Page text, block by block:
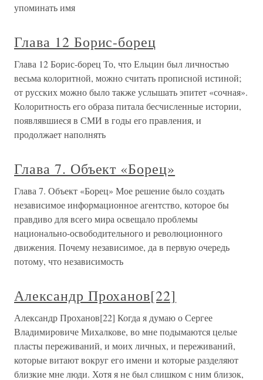
упоминать имя
Глава 12 Борис-борец
Глава 12 Борис-борец То, что Ельцин был личностью
весьма колоритной, можно считать прописной истиной;
от русских можно было также услышать эпитет «сочная».
Колоритность его образа питала бесчисленные истории,
появлявшиеся в СМИ в годы его правления, и
продолжает наполнять
Глава 7. Объект «Борец»
Глава 7. Объект «Борец» Мое решение было создать
независимое информационное агентство, которое бы
правдиво для всего мира освещало проблемы
национально-освободительного и революционного
движения. Почему независимое, да в первую очередь
потому, что независимость
Александр Проханов[22]
Александр Проханов[22] Когда я думаю о Сергее
Владимировиче Михалкове, во мне подымаются целые
пласты переживаний, и моих личных, и переживаний,
которые витают вокруг его имени и которые разделяют
близкие мне люди. Хотя я не был слишком с ним близок,